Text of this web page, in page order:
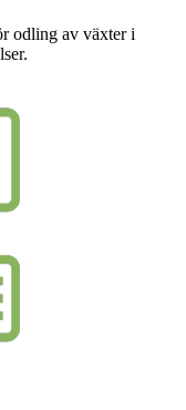
odling av växter i